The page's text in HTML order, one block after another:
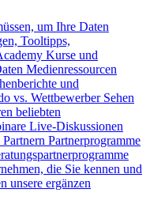
um Ihre Daten
Tooltipps,
Kurse und
Medienressourcen
und
vs. Wettbewerber Sehen
beliebten
Live-Diskussionen
Partnerprogramme
die Sie kennen und
unsere ergänzen